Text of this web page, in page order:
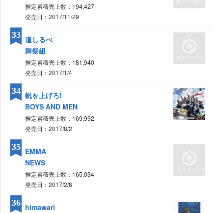
推定累積売上数：194,427
発売日：2017/11/29
道しるべ
舞祭組
推定累積売上数：181,940
発売日：2017/1/4
33
帆を上げろ!
BOYS AND MEN
推定累積売上数：169,992
発売日：2017/8/2
34
EMMA
NEWS
推定累積売上数：165,034
発売日：2017/2/8
35
himawari
36